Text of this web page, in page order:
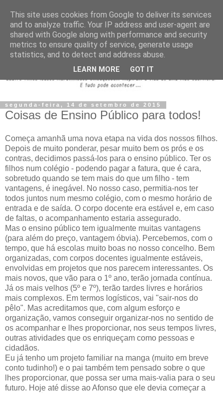
segunda-feira, 14 de setembro de 2015
Coisas de Ensino Público para todos!
Começa amanhã uma nova etapa na vida dos nossos filhos.
Depois de muito ponderar, pesar muito bem os prós e os
contras, decidimos passá-los para o ensino público. Ter os
filhos num colégio - podendo pagar a fatura, que é cara,
sobretudo quando se tem mais do que um filho - tem
vantagens, é inegável. No nosso caso, permitia-nos ter
todos juntos num mesmo colégio, com o mesmo horário de
entrada e de saída. O corpo docente era estável e, em caso
de faltas, o acompanhamento estaria assegurado.
Mas o ensino público tem igualmente muitas vantagens
(para além do preço, vantagem óbvia). Percebemos, com o
tempo, que há escolas muito boas no nosso concelho. Bem
organizadas, com corpos docentes igualmente estáveis,
envolvidas em projetos que nos parecem interessantes. Os
mais novos, que vão para o 1º ano, terão jornada contínua.
Já os mais velhos (5º e 7º), terão tardes livres e horários
mais complexos. Em termos logísticos, vai "sair-nos do
pêlo". Mas acreditamos que, com algum esforço e
organização, vamos conseguir organizar-nos no sentido de
os acompanhar e lhes proporcionar, nos seus tempos livres,
outras atividades que os enriqueçam como pessoas e
cidadãos.
Eu já tenho um projeto familiar na manga (muito em breve
conto tudinho!) e o pai também tem pensado sobre o que
lhes proporcionar, que possa ser uma mais-valia para o seu
futuro. Hoje até disse ao Afonso que ele devia começar a
This site uses cookies from Google to deliver its services
and to analyze traffic. Your IP address and user-agent are
shared with Google along with performance and security
metrics to ensure quality of service, generate usage
statistics, and to detect and address abuse.
LEARN MORE GOT IT